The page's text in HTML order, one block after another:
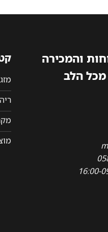
והמכירה
מכל הלב